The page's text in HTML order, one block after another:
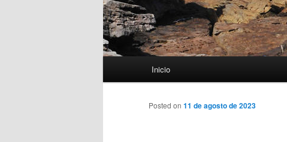
Inicio
Posted on 11 de agosto de 2023